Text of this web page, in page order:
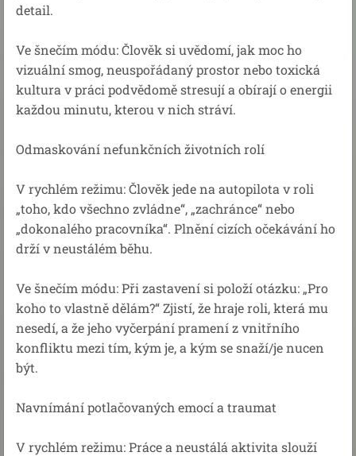
detail.
Ve šnečím módu: Člověk si uvědomí, jak moc ho
vizuální smog, neuspořádaný prostor nebo toxická
kultura v práci podvědomě stresují a obírají o energii
každou minutu, kterou v nich stráví.
Odmaskování nefunkčních životních rolí
V rychlém režimu: Člověk jede na autopilota v roli
„toho, kdo všechno zvládne“, „zachránce“ nebo
„dokonalého pracovníka“. Plnění cizích očekávání ho
drží v neustálém běhu.
Ve šnečím módu: Při zastavení si položí otázku: „Pro
koho to vlastně dělám?“ Zjistí, že hraje roli, která mu
nesedí, a že jeho vyčerpání pramení z vnitřního
konfliktu mezi tím, kým je, a kým se snaží/je nucen
být.
Navnímání potlačovaných emocí a traumat
V rychlém režimu: Práce a neustálá aktivita slouží